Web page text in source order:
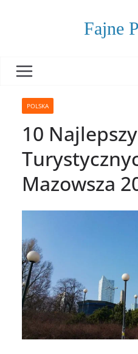
Fajne
POLSKA
10
Mazowsza